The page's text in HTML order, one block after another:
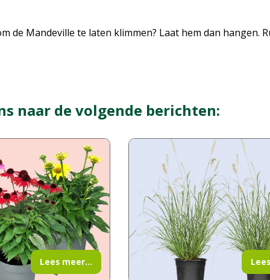
de Mandeville te laten klimmen? Laat hem dan hangen.
naar de volgende berichten:
Lees meer...